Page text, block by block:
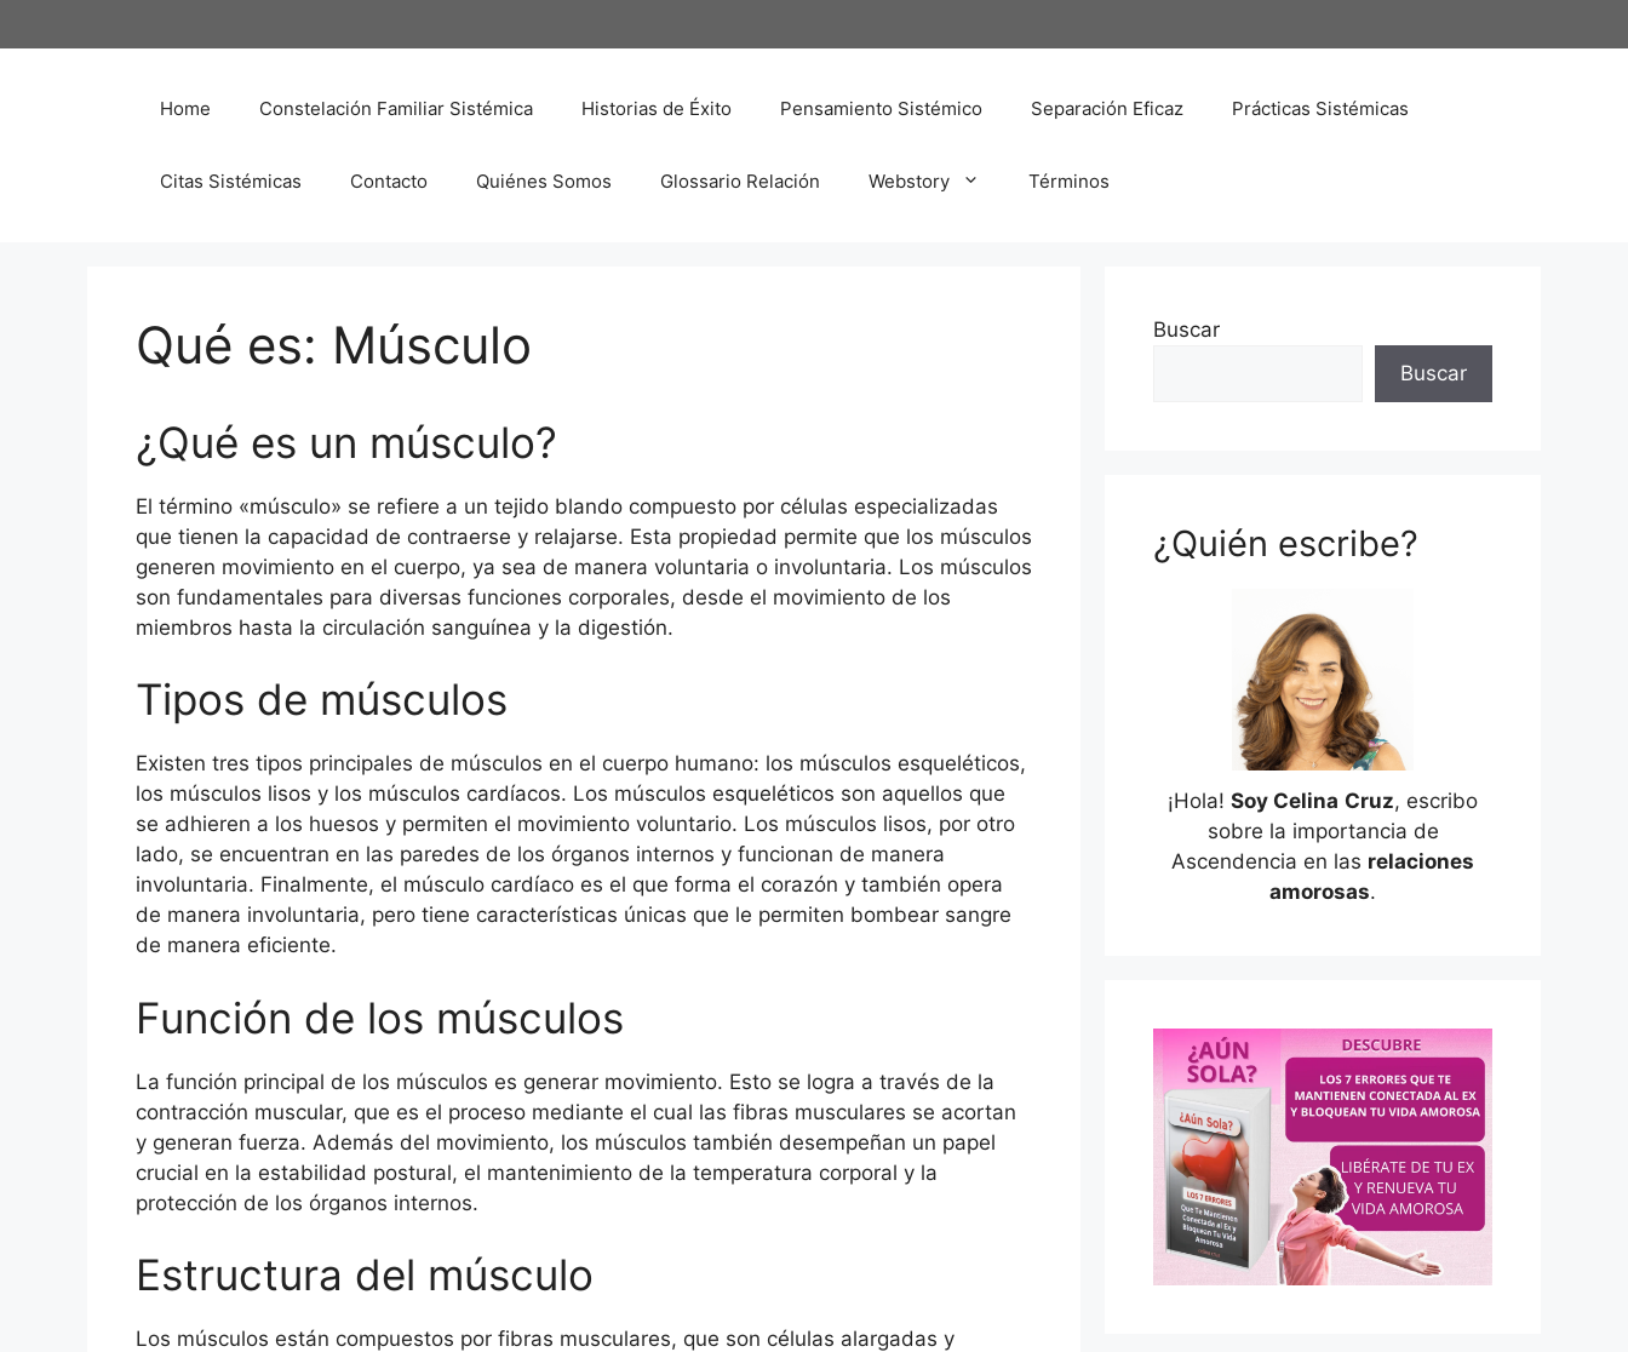
al
Home Constelación Familiar Sistémica Historias de Éxito Pensamiento Sistémico Separación Eficaz Prácticas Sistémicas
Citas Sistémicas Contacto Quiénes Somos Glossario Relación Webstory Términos
Qué es: Músculo
¿Qué es un músculo?
El término «músculo» se refiere a un tejido blando compuesto por células especializadas
que tienen la capacidad de contraerse y relajarse. Esta propiedad permite que los músculos
generen movimiento en el cuerpo, ya sea de manera voluntaria o involuntaria. Los músculos
son fundamentales para diversas funciones corporales, desde el movimiento de los
miembros hasta la circulación sanguínea y la digestión.
Tipos de músculos
Existen tres tipos principales de músculos en el cuerpo humano: los músculos esqueléticos,
los músculos lisos y los músculos cardíacos. Los músculos esqueléticos son aquellos que
se adhieren a los huesos y permiten el movimiento voluntario. Los músculos lisos, por otro
lado, se encuentran en las paredes de los órganos internos y funcionan de manera
involuntaria. Finalmente, el músculo cardíaco es el que forma el corazón y también opera
de manera involuntaria, pero tiene características únicas que le permiten bombear sangre
de manera eficiente.
Función de los músculos
La función principal de los músculos es generar movimiento. Esto se logra a través de la
contracción muscular, que es el proceso mediante el cual las fibras musculares se acortan
y generan fuerza. Además del movimiento, los músculos también desempeñan un papel
crucial en la estabilidad postural, el mantenimiento de la temperatura corporal y la
protección de los órganos internos.
Estructura del músculo
Los músculos están compuestos por fibras musculares, que son células alargadas y
Buscar
Buscar
¿Quién escribe?
¡Hola! Soy Celina Cruz, escribo
sobre la importancia de
Ascendencia en las relaciones
amorosas.